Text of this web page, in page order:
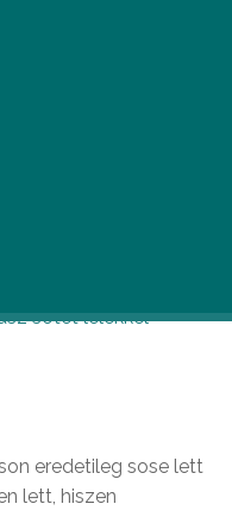
sötét lélekkel
eredetileg sose lett
lett, hiszen